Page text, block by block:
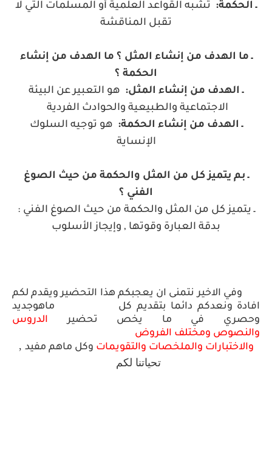
ـ الحكمة: تشبه القواعد العلمية أو المسلمات التي لا
تقبل المناقشة
ـ ما الهدف من إنشاء المثل ؟ ما الهدف من إنشاء
الحكمة ؟
ـ الهدف من إنشاء المثل: هو التعبير عن البيئة
الاجتماعية والطبيعية والحوادث الفردية
ـ الهدف من إنشاء الحكمة: هو توجيه السلوك
الإنساية
ـ بم يتميز كل من المثل والحكمة من حيث الصوغ
الفني ؟
ـ يتميز كل من المثل والحكمة من حيث الصوغ الفني :
بدقة العبارة وقوتها , وإيجاز الأسلوب
وفي الاخير نتمنى ان يعجبكم هذا التحضير ويقدم لكم
افادة ونعدكم دائما بتقديم كل ماهوجديد
وحصري في ما يخص تحضير الدروس
والنصوص ومختلف الفروض
والاختبارات والملخصات والتقويمات وكل ماهم مفيد ,
تحياتنا لكم